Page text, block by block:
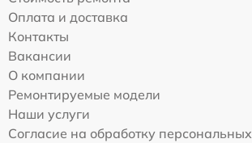
Оплата и доставка
Контакты
Вакансии
О компании
Ремонтируемые модели
Наши услуги
Согласие на обработку